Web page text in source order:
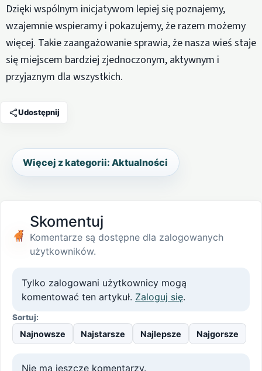
Dzięki wspólnym inicjatywom lepiej się poznajemy,
wzajemnie wspieramy i pokazujemy, że razem możemy
więcej. Takie zaangażowanie sprawia, że nasza wieś staje
się miejscem bardziej zjednoczonym, aktywnym i
przyjaznym dla wszystkich.
Udostępnij
Więcej z kategorii: Aktualności
Skomentuj
Komentarze są dostępne dla zalogowanych
użytkowników.
Tylko zalogowani użytkownicy mogą
komentować ten artykuł. Zaloguj się.
Sortuj:
Najnowsze Najstarsze Najlepsze Najgorsze
Nie ma jeszcze komentarzy.